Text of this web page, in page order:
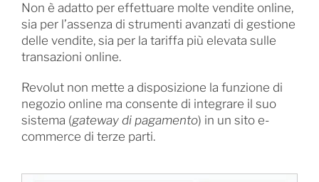
Non è adatto per effettuare molte vendite online,
sia per l’assenza di strumenti avanzati di gestione
delle vendite, sia per la tariffa più elevata sulle
transazioni online.
Revolut non mette a disposizione la funzione di
negozio online ma consente di integrare il suo
sistema (gateway di pagamento) in un sito e-
commerce di terze parti.